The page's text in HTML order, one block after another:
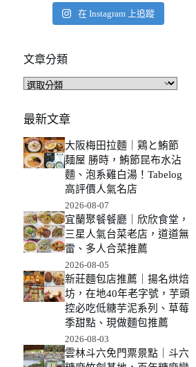
在 Instagram 上追蹤
文章分類
文
分
類
最新文章
大阪梅田拉麵｜鶏と鮪節
麺屋 勝時，鮪節昆布水沾
麵、泡系雞白湯！Tabelog
高評價人氣名店
2026-08-07
宜蘭聚餐餐廳｜欣欣食堂，
三星人氣台菜老店，道道無
雷、多人合菜推薦
2026-08-05
新莊麵包店推薦｜揚名烘焙
坊，在地40年老字號，芋頭
控必吃低糖芋泥系列、草莓
季甜點、現做麵包推薦
2026-08-03
雲林斗六免門票景點｜斗六